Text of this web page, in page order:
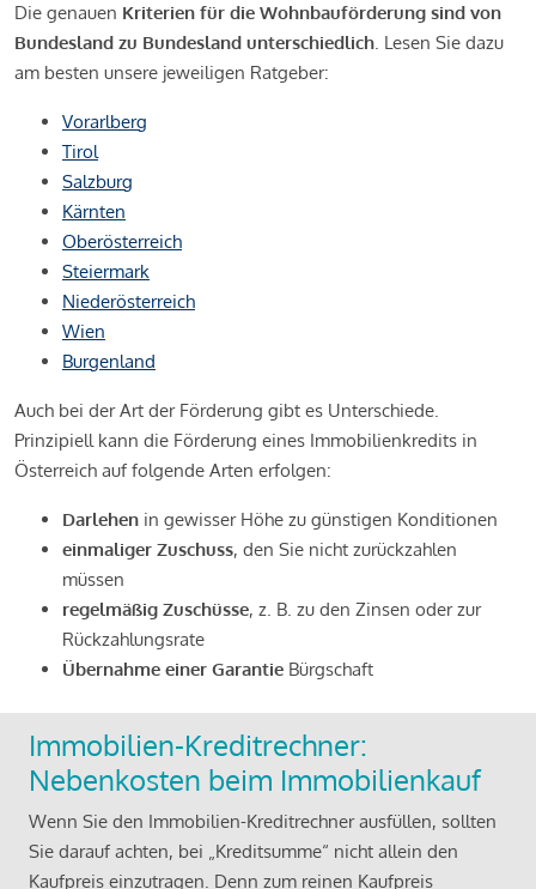
Die genauen Kriterien für die Wohnbauförderung sind von
Bundesland zu Bundesland unterschiedlich. Lesen Sie dazu
am besten unsere jeweiligen Ratgeber:
Vorarlberg
Tirol
Salzburg
Kärnten
Oberösterreich
Steiermark
Niederösterreich
Wien
Burgenland
Auch bei der Art der Förderung gibt es Unterschiede.
Prinzipiell kann die Förderung eines Immobilienkredits in
Österreich auf folgende Arten erfolgen:
Darlehen in gewisser Höhe zu günstigen Konditionen
einmaliger Zuschuss, den Sie nicht zurückzahlen
müssen
regelmäßig Zuschüsse, z. B. zu den Zinsen oder zur
Rückzahlungsrate
Übernahme einer Garantie Bürgschaft
Immobilien-Kreditrechner:
Nebenkosten beim Immobilienkauf
Wenn Sie den Immobilien-Kreditrechner ausfüllen, sollten
Sie darauf achten, bei „Kreditsumme“ nicht allein den
Kaufpreis einzutragen. Denn zum reinen Kaufpreis